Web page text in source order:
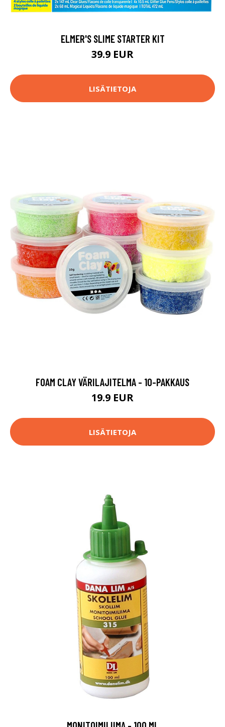
ELMER'S SLIME STARTER KIT
39.9 EUR
LISÄTIETOJA
FOAM CLAY VÄRILAJITELMA - 10-PAKKAUS
19.9 EUR
LISÄTIETOJA